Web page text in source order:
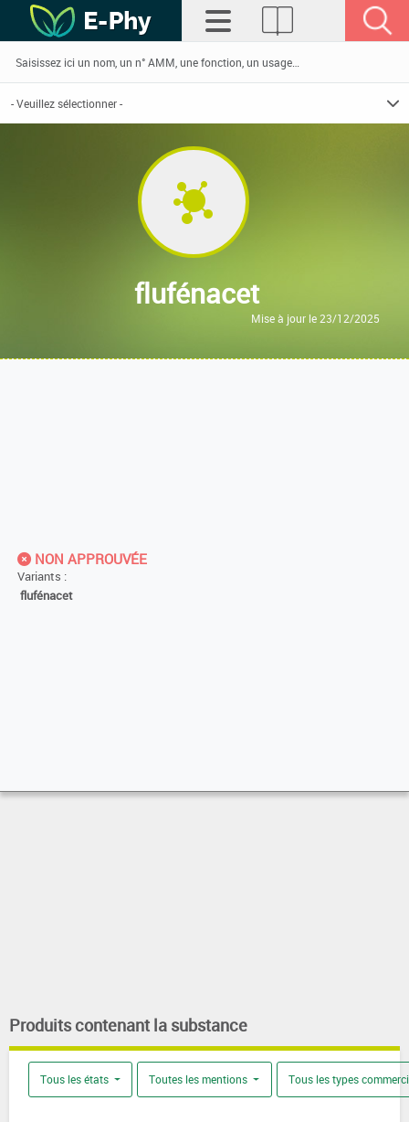
flufénacet
Mise à jour le 23/12/2025
NON APPROUVÉE
Variants :
flufénacet
Produits contenant la substance
Tous les états Toutes les mentions Tous les types